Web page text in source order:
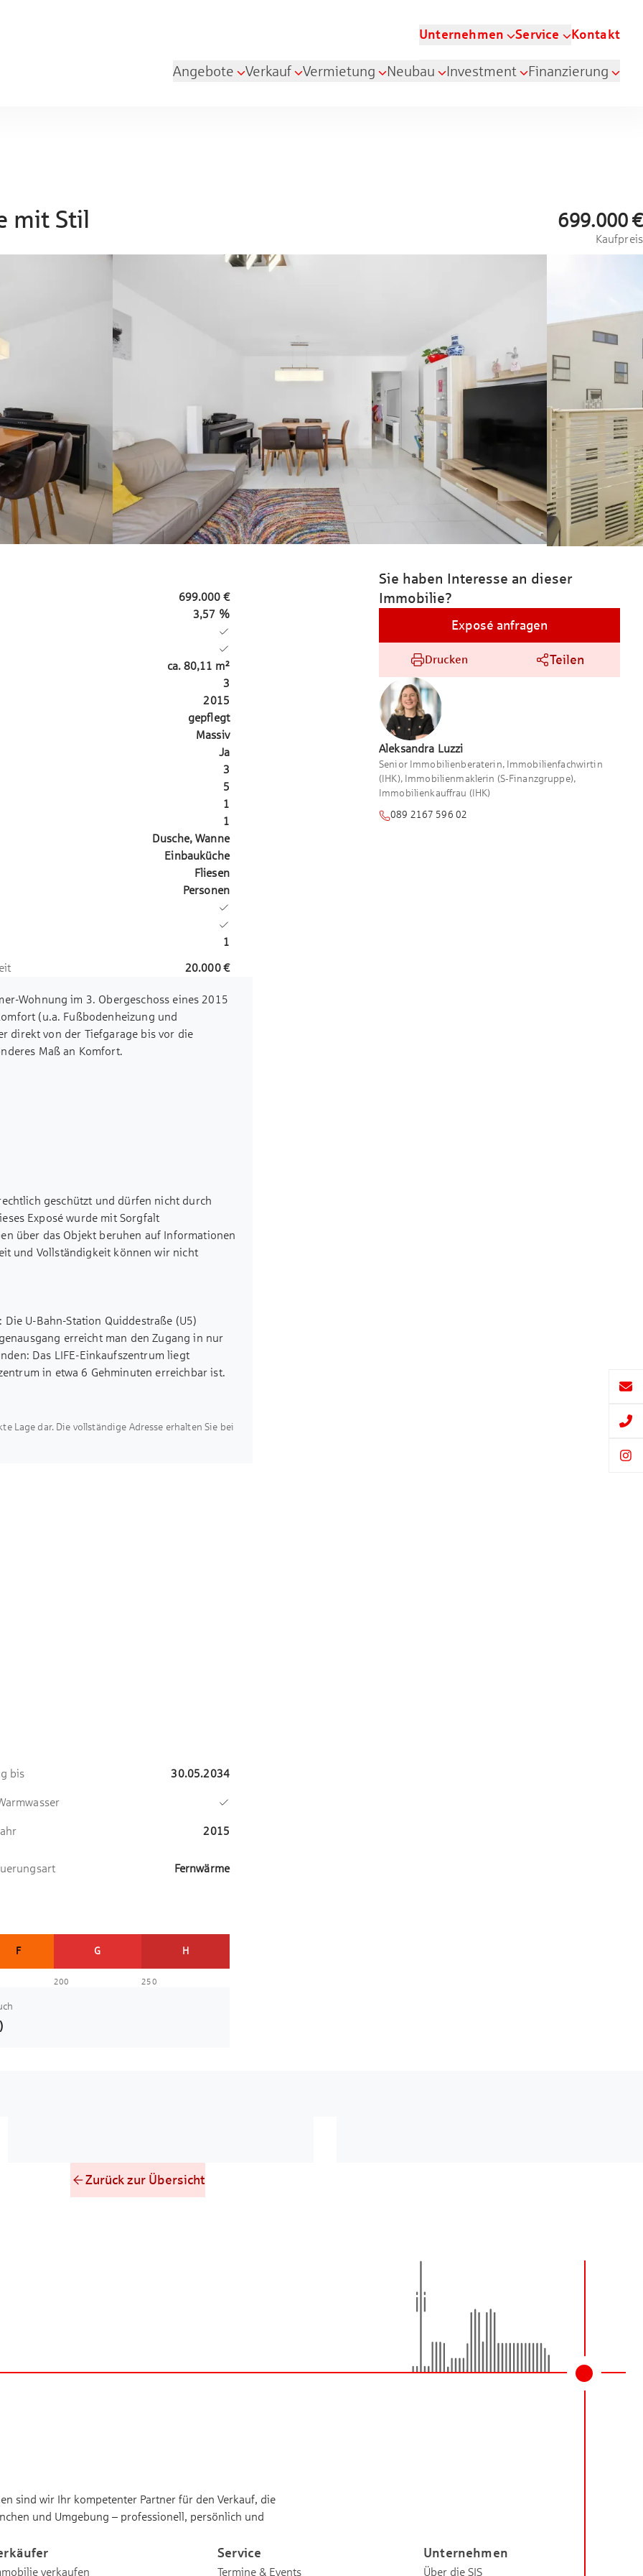
Unternehmen Service Kontakt
Angebote Verkauf Vermietung Neubau Investment Finanzierung
mit Stil 699.000 €
Kaufpreis
699.000 €
3,57 %
ca. 80,11 m²
3
2015
gepflegt
Massiv
Ja
3
5
1
1
Dusche, Wanne
Einbauküche
Fliesen
Personen
1
20.000 €
Wohnung im 3. Obergeschoss eines 2015
(u.a. Fußbodenheizung und
direkt von der Tiefgarage bis vor die
Maß an Komfort.
mit einer komfortablen Badewanne als
und vereint Funktionalität mit zeitlosem
die persönlichen Gestaltungswünsche.
ebenfalls bequem per Lift. Der
liegt unmittelbar neben dem Hauseingang
à EUR 20.000,00). Für Fahrradliebhaber
geschützt und dürfen nicht durch
Exposé wurde mit Sorgfalt
über das Objekt beruhen auf Informationen
und Vollständigkeit können wir nicht
U-Bahn-Station Quiddestraße (U5)
erreicht man den Zugang in nur
Das LIFE-Einkaufszentrum liegt
in etwa 6 Gehminuten erreichbar ist.
5 Minuten zu Fuß erreichbar und bietet
Aktivitäten an der frischen Luft.
neben der Wohnanlage, die eine sichere
Stationen in der Umgebung gewährleisten
in der Umgebung runden das
grüner Naherholung und
für alle, die kurze Wege, Komfort und
Lage dar. Die vollständige Adresse erhalten Sie bei
bis 30.05.2034
2015
Fernwärme
F G H
200 250
Sie haben Interesse an dieser
Immobilie?
Exposé anfragen
Drucken Teilen
Aleksandra Luzzi
Senior Immobilienberaterin, Immobilienfachwirtin
(IHK), Immobilienmaklerin (S-Finanzgruppe),
Immobilienkauffrau (IHK)
089 2167 596 02
Zurück zur Übersicht
sind wir Ihr kompetenter Partner für den Verkauf, die
und Umgebung – professionell, persönlich und
verkaufen
Service
Termine & Events
Unternehmen
Über die SIS